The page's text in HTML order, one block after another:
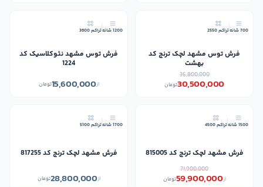
700 شانه تراکم 2550
فرش توس مشهد لچک ترنج کد
بهشت
36,800,000
30,500,000تومان
1200 شانه تراکم 3600
فرش توس مشهد نئوکلاسیک کد
1224
از15,600,000تومان
1500 شانه تراکم 4500
فرش مشهد لچک ترنج کد 815005
71,900,000
از59,900,000تومان
1700 شانه تراکم 5100
فرش مشهد لچک ترنج کد 817255
از28,800,000تومان